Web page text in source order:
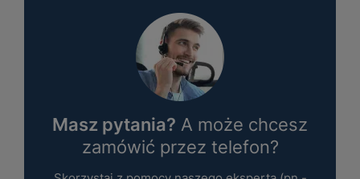
Masz pytania? A może chcesz
zamówić przez telefon?